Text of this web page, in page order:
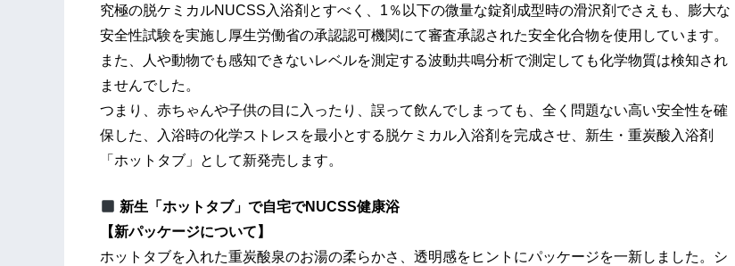
究極の脱ケミカルNUCSS入浴剤とすべく、1％以下の微量な錠剤成型時の滑沢剤でさえも、膨大な
安全性試験を実施し厚生労働省の承認認可機関にて審査承認された安全化合物を使用しています。
また、人や動物でも感知できないレベルを測定する波動共鳴分析で測定しても化学物質は検知され
ませんでした。
つまり、赤ちゃんや子供の目に入ったり、誤って飲んでしまっても、全く問題ない高い安全性を確
保した、入浴時の化学ストレスを最小とする脱ケミカル入浴剤を完成させ、新生・重炭酸入浴剤
「ホットタブ」として新発売します。
新生「ホットタブ」で自宅でNUCSS健康浴
【新パッケージについて】
ホットタブを入れた重炭酸泉のお湯の柔らかさ、透明感をヒントにパッケージを一新しました。シ